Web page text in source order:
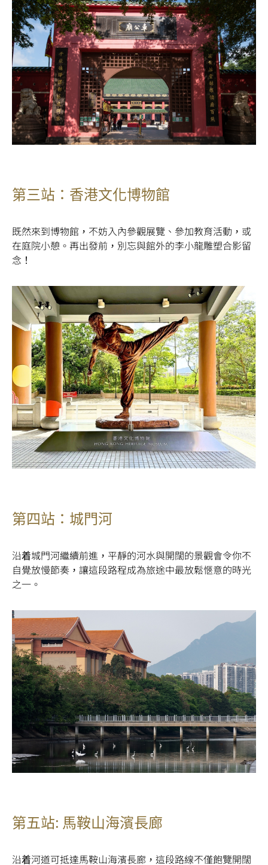
第三站：香港文化博物館
既然來到博物館，不妨入內參觀展覽、參加教育活動，或
在庭院小憩。再出發前，別忘與館外的李小龍雕塑合影留
念！
第四站：城門河
沿着城門河繼續前進，平靜的河水與開闊的景觀會令你不
自覺放慢節奏，讓這段路程成為旅途中最放鬆愜意的時光
之一。
第五站: 馬鞍山海濱長廊
沿着河道可抵達馬鞍山海濱長廊，這段路線不僅飽覽開闊